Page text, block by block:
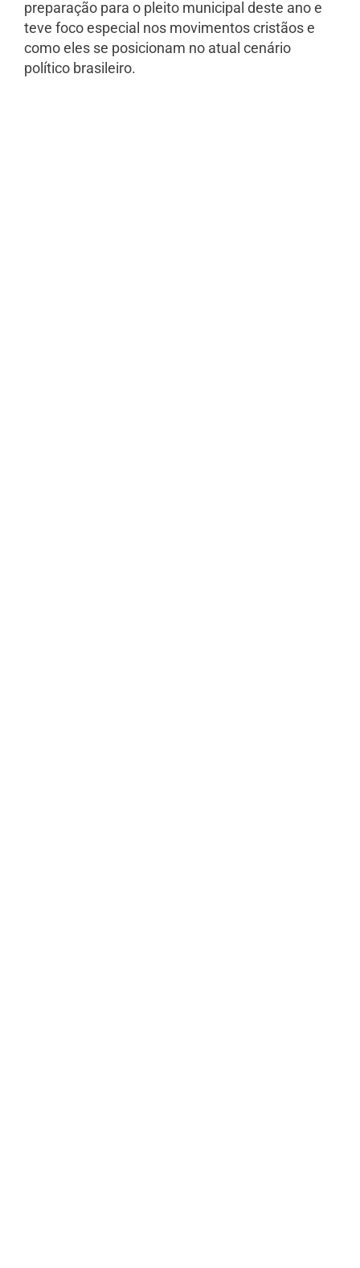
preparação para o pleito municipal deste ano e
teve foco especial nos movimentos cristãos e
como eles se posicionam no atual cenário
político brasileiro.